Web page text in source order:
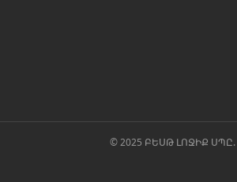
© 2025 ԲԵՍԹ ԼՈՋԻՔ